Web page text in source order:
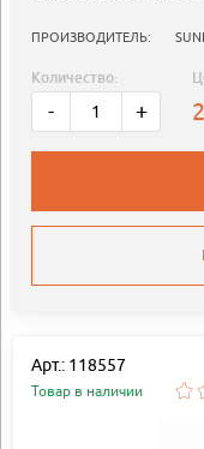
ПРОИЗВОДИТЕЛЬ:
Количество:
- +
Арт.: 118557
Товар в наличии